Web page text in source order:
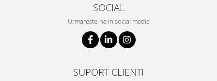
SOCIAL
Urmareste-ne in social media
SUPORT CLIENTI